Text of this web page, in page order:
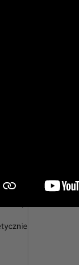
w
w
i...
nie
W